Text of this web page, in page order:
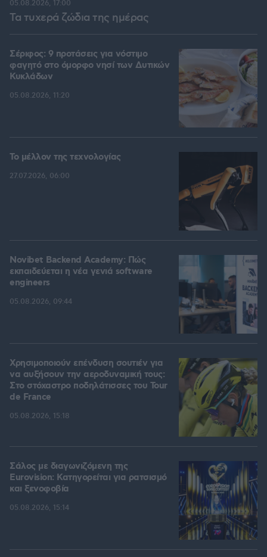
Τα τυχερά ζώδια της ημέρας
05.08.2026, 17:00
Σέριφος: 9 προτάσεις για νόστιμο
φαγητό στο όμορφο νησί των Δυτικών
Κυκλάδων
05.08.2026, 11:20
Το μέλλον της τεχνολογίας
27.07.2026, 06:00
Novibet Backend Academy: Πώς
εκπαιδεύεται η νέα γενιά software
engineers
05.08.2026, 09:44
Χρησιμοποιούν επένδυση σουτιέν για
να αυξήσουν την αεροδυναμική τους:
Στο στόχαστρο ποδηλάτισσες του Tour
de France
05.08.2026, 15:18
Σάλος με διαγωνιζόμενη της
Eurovision: Κατηγορείται για ρατσισμό
και ξενοφοβία
05.08.2026, 15:14